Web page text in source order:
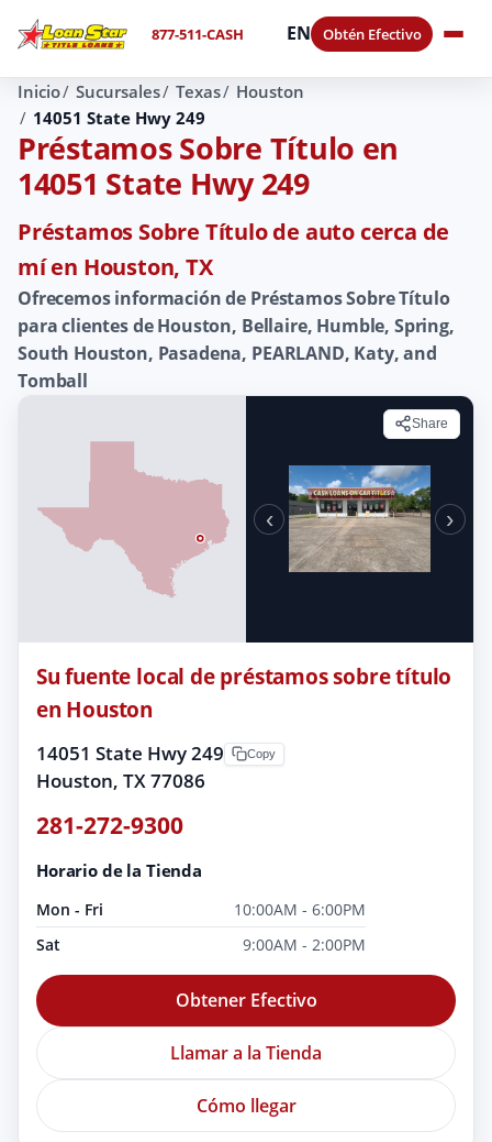
877-511-CASH EN Obtén Efectivo
Inicio Sucursales Texas
Houston
14051 State Hwy 249
Préstamos Sobre Título en
14051 State Hwy 249
Préstamos Sobre Título de auto cerca de
mí en Houston, TX
Ofrecemos información de Préstamos Sobre Título
para clientes de Houston, Bellaire, Humble, Spring,
South Houston, Pasadena, PEARLAND, Katy, and
Tomball
Share
‹ ›
Su fuente local de préstamos sobre título
en Houston
14051 State Hwy 249
Houston, TX 77086
Copy
281-272-9300
Horario de la Tienda
Mon - Fri
10:00AM - 6:00PM
Sat
9:00AM - 2:00PM
Obtener Efectivo
Llamar a la Tienda
Cómo llegar